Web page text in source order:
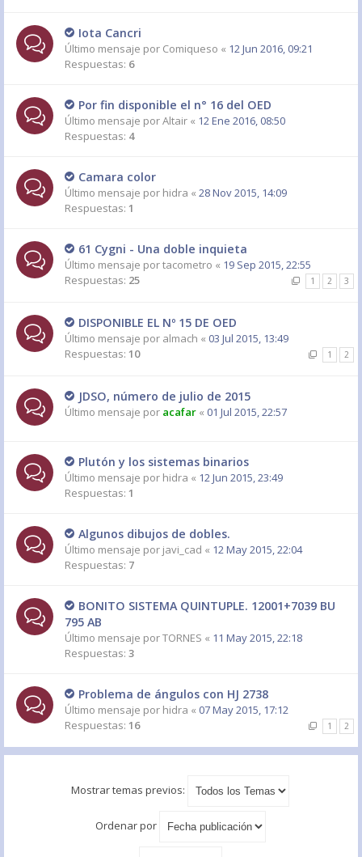
Iota Cancri
Último mensaje por Comiqueso « 12 Jun 2016, 09:21
Respuestas: 6
Por fin disponible el n° 16 del OED
Último mensaje porAltair « 12 Ene 2016, 08:50
Respuestas: 4
Camara color
Último mensaje por hidra « 28 Nov 2015, 14:09
Respuestas: 1
61 Cygni - Una doble inquieta
Último mensaje portacometro « 19 Sep 2015, 22:55
Respuestas: 25 1 2 3
DISPONIBLE EL Nº 15 DE OED
Último mensaje por almach « 03 Jul 2015, 13:49
Respuestas: 10 1 2
JDSO, número de julio de 2015
Último mensaje por acafar « 01 Jul 2015, 22:57
Plutón y los sistemas binarios
Último mensaje por hidra « 12 Jun 2015, 23:49
Respuestas: 1
Algunos dibujos de dobles.
Último mensaje por javi_cad « 12 May 2015, 22:04
Respuestas: 7
BONITO SISTEMA QUINTUPLE. 12001+7039 BU
795 AB
Último mensaje porTORNES « 11 May 2015, 22:18
Respuestas: 3
Problema de ángulos con HJ 2738
Último mensaje por hidra « 07 May 2015, 17:12
Respuestas: 16 1 2
Mostrar temas previos:
Ordenar por